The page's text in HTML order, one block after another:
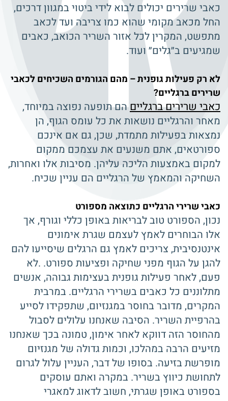
כאבי שרירים יכולים לבוא לידי ביטוי במגוון דרכים,
החל מכאב מקומי שהוא כמו צריבה ועד לכאב
מתפשט, המקרין לכל אזור השריר הכואב, כאבים
שמגיעים ב״גלים״ ועוד.
לא רק פעילות גופנית – מהם הגורמים השכיחים לכאבי
שרירים ברגליים?
כאבי שרירים ברגלייםהם תופעה נפוצה במיוחד,
מאחר והרגליים נושאות את כל עומס הגוף, הן
נמצאות בפעילות מתמדת, שכן, גם אם אינכם
ספורטאים, אתם משנעים את עצמכם ממקום
למקום באמצעות הליכה עליהן. מסיבות אלו ואחרות,
השחיקה והמאמץ של הרגליים הם עניין שכיח.
כאבי שרירי הרגליים כתוצאה מספורט
נכון, הספורט טוב לבריאות באופן כללי וגורף, אך
אלו הבוחרים לאמץ לעצמם שגרת אימונים
אינטנסיבית, צריכים לאמץ גם הרגלים שיסייעו להם
להגן על הגוף מפני שחיקה ופציעות ספורט. .לא
פעם, לאחר פעילות גופנית בעצימות גבוהה, אנשים
מתלוננים כל כאבים בשרירי הרגליים. במרבית
המקרים, מדובר בחוסר במגנזיום, שתפקידו לסייע
בהרפיית השריר. הסיבה שאנחנו עלולים לסבול
מהחוסר הזה דווקא לאחר אימון, טמונה בכך שאנחנו
מזיעים הרבה במהלכו, וכמות גדולה של מגנזיום
מופרשת בזיעה. בסופו של דבר, העניין עלול לגרום
לתחושת כיווץ בשריר. במקרה ואתם עוסקים
בספורט באופן שגרתי, חשוב לדאוג למאגרי